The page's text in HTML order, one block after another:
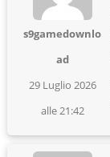
s9gamedownlo
ad
29 Luglio 2026
alle 21:42